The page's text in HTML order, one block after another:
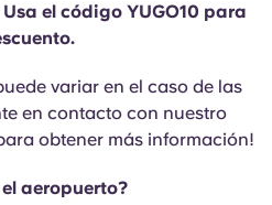
Usa el código YUGO10 para
variar en el caso de las
en contacto con nuestro
obtener más información!
aeropuerto?